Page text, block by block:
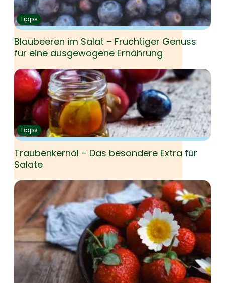
Tipps
Blaubeeren im Salat – Fruchtiger Genuss
für eine ausgewogene Ernährung
Tipps
Traubenkernöl – Das besondere Extra für
Salate